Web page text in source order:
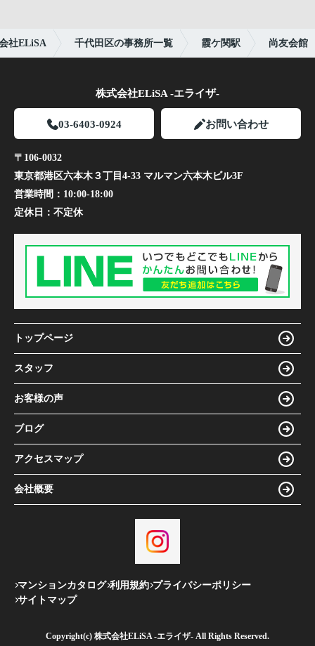
社ELiSA 千代田区の事務所一覧 霞ケ関駅 尚友会館
株式会社ELiSA -エライザ-
03-6403-0924 お問い合わせ
〒106-0032
東京都港区六本木３丁目4-33 マルマン六本木ビル3F
営業時間： 10:00-18:00
定休日： 不定休
トップページ
スタッフ
お客様の声
ブログ
アクセスマップ
会社概要
マンションカタログ 利用規約 プライバシーポリシー
サイトマップ
Copyright(c) 株式会社ELiSA -エライザ- All Rights Reserved.